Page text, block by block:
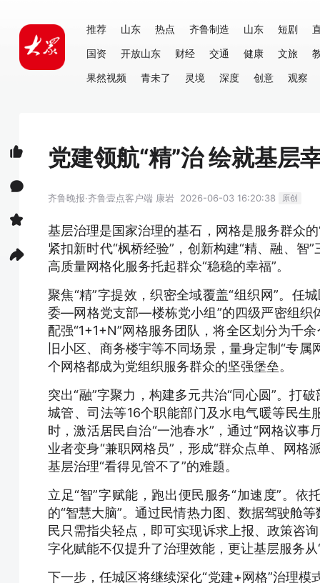
推荐 山东 热点 齐鲁制造 山东 短剧
国资
开放山东 财经 交通 健康 文旅
果然视频
青未了 灵境 深度 创意 观察
党建领航“精”治 绘就基层
齐鲁晚报·齐鲁壹点客户端 康岩 2026-06-03 16:20:38 原创
基层治理是国家治理的基石，网格是服务群众
紧扣新时代“枫桥经验”，创新构建“精、融、
高质量网格化服务托起群众“稳稳的幸福”。
聚焦“精”字提效，织密全域覆盖“组织网”。任
委—网格党支部—楼栋党小组”的四级严密组织
配强“1+1+N”网格服务团队，将全区划分为千
旧小区、商务楼宇等不同场景，量身定制“专
个网格都成为党组织服务群众的坚强堡垒。
突出“融”字聚力，构建多元共治“同心圆”。打
城管、司法等16个职能部门及水电气暖等民生
时，激活居民自治“一池春水”，通过“网格议
业者变身“兼职网格员”，形成“群众点单、网
基层治理“看得见管不了”的难题。
立足“智”字赋能，跑出便民服务“加速度”。
的“智慧大脑”。通过民情热力图、数据驾驶舱
民只需指尖轻点，即可实现诉求上报、政策咨
字化赋能不仅提升了治理效能，更让基层服务从
下一步，任城区将继续深化“党建+网格”治理模